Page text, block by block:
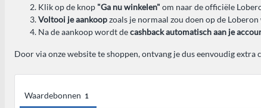
Klik op de knop "Ga nu winkelen" om naar de officiële
Voltooi je aankoopzoals je normaal zou doen op de Loberon
Na de aankoop wordt decashback automatisch aan je
Door via onze website te shoppen, ontvang je dus eenvoudig
Waardebonnen 1